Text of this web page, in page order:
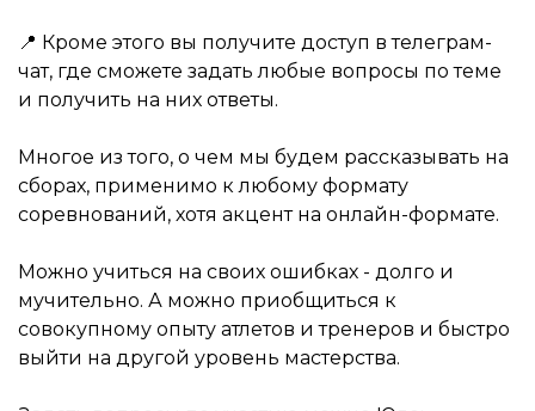
📍 Кроме этого вы получите доступ в телеграм-
чат, где сможете задать любые вопросы по теме
и получить на них ответы.
Многое из того, о чем мы будем рассказывать на
сборах, применимо к любому формату
соревнований, хотя акцент на онлайн-формате.
Можно учиться на своих ошибках - долго и
мучительно. А можно приобщиться к
совокупному опыту атлетов и тренеров и быстро
выйти на другой уровень мастерства.